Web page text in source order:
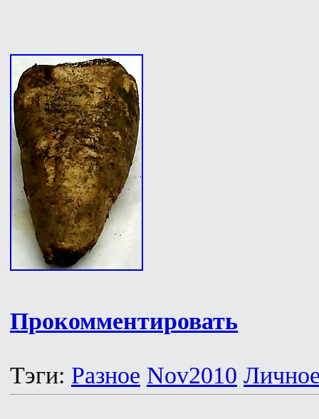
Прокомментировать
Тэги: Разное Nov2010